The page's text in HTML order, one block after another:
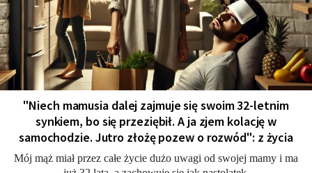
"Niech mamusia dalej zajmuje się swoim 32-letnim
synkiem, bo się przeziębił. A ja zjem kolację w
samochodzie. Jutro złożę pozew o rozwód": z życia
Mój mąż miał przez całe życie dużo uwagi od swojej mamy i ma